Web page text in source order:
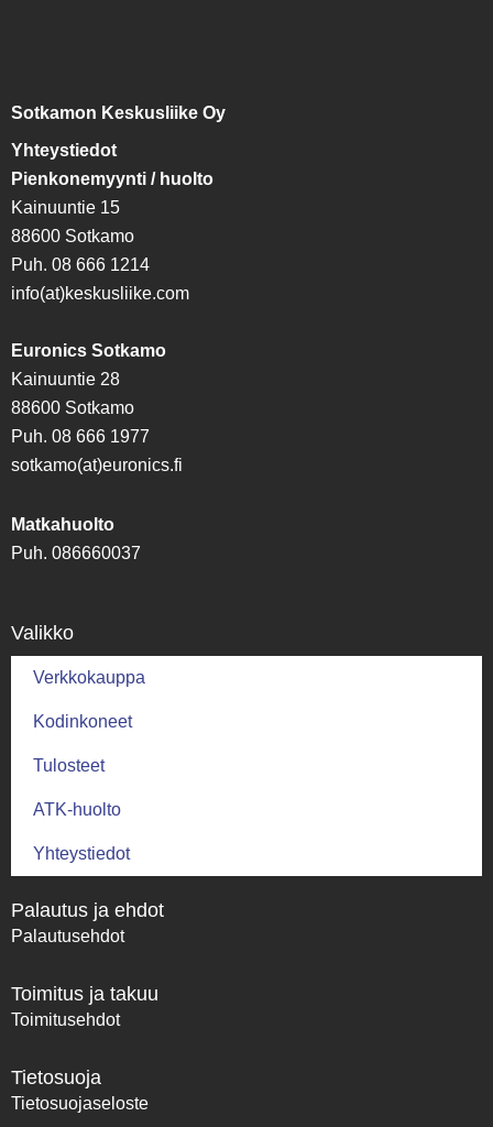
Sotkamon Keskusliike Oy
Yhteystiedot
Pienkonemyynti / huolto
Kainuuntie 15
88600 Sotkamo
Puh. 08 666 1214
info(at)keskusliike.com
Euronics Sotkamo
Kainuuntie 28
88600 Sotkamo
Puh. 08 666 1977
sotkamo(at)euronics.fi
Matkahuolto
Puh. 086660037
Valikko
Verkkokauppa
Kodinkoneet
Tulosteet
ATK-huolto
Yhteystiedot
Palautus ja ehdot
Palautusehdot
Toimitus ja takuu
Toimitusehdot
Tietosuoja
Tietosuojaseloste